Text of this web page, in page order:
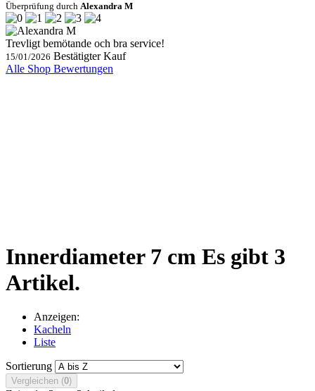
Überprüfung durch Alexandra M
Trevligt bemötande och bra service!
15/01/2026 Bestätigter Kauf
Alle Shop Bewertungen
Innerdiameter 7 cm Es gibt 3
Artikel.
Anzeigen:
Kacheln
Liste
Sortierung
Vergleichen (0)